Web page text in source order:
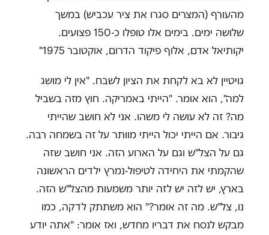
מהעורף (המצרים סגרו את ציר עכביש) במשך
שלושה ימים. בימים אלו טופלו כ-150 פצועים.
יקותיאל אדם, אלוף פיקוד הדרום, אוקטובר 1975"
גויטיין לא בא לקחת את הציון לשבח. "אין לי מושג
למה", הוא אומר. "הייתי באמריקה. חוץ מזה בשביל
מה? זה לא עושה לי משהו. אני לא חושב שהייתי
גיבור. אם הייתי יכול הייתי מוותר על זה בשמחה רבה.
גם על הצל"ש וגם על הארוע הזה. אני חושב שזה
שהקמתי את היחידה לטיפול-נמרץ ילדים הראשונה
בארץ, יש לזה יש לזה יותר משמעות מהצל"ש הזה.
נו, צל"ש. מה זה אומר?" הוא משתתק לדקה, כמו
מבקש לנסח את דבריו מחדש, ואז אומר: "אתה יודע